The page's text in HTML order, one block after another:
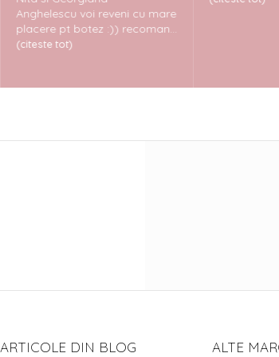
Anghelescu voi reveni cu mare
placere pt botez :)) recoman...
(citeste tot)
ARTICOLE DIN BLOG ALTE